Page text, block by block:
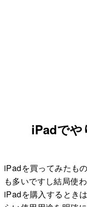
iPadでや
iPadを買ってみたも
も多いですし結局使
iPadを購入するとき